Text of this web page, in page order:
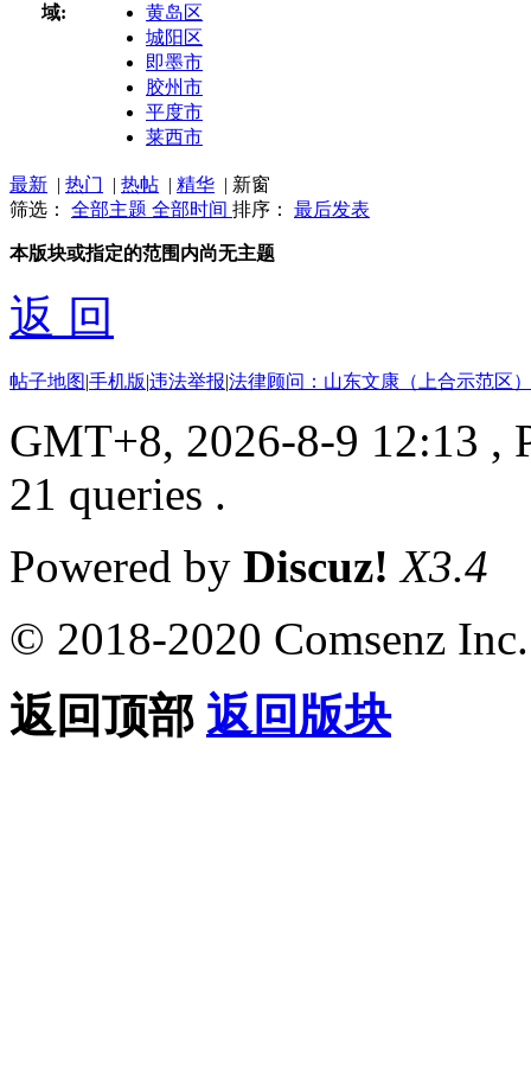
域:
黄岛区
城阳区
即墨市
胶州市
平度市
莱西市
最新 | 热门 | 热帖 | 精华 | 新窗
筛选： 全部主题 全部时间 排序： 最后发表
本版块或指定的范围内尚无主题
返 回
帖子地图|手机版|违法举报|法律顾问：山东文康（上合示范区
GMT+8, 2026-8-9 12:13 ,
21 queries .
Powered by Discuz! X3.4
© 2018-2020 Comsenz Inc.
返回顶部 返回版块